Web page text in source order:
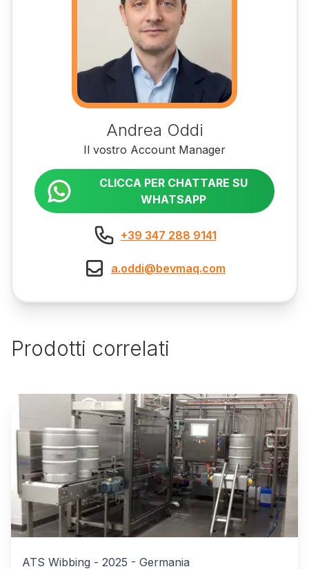
Andrea Oddi
Il vostro Account Manager
CLICCA PER CHATTARE SU
WHATSAPP
+39 347 288 9141
a.oddi@bevmaq.com
Prodotti correlati
ATS Wibbing - 2025 - Germania